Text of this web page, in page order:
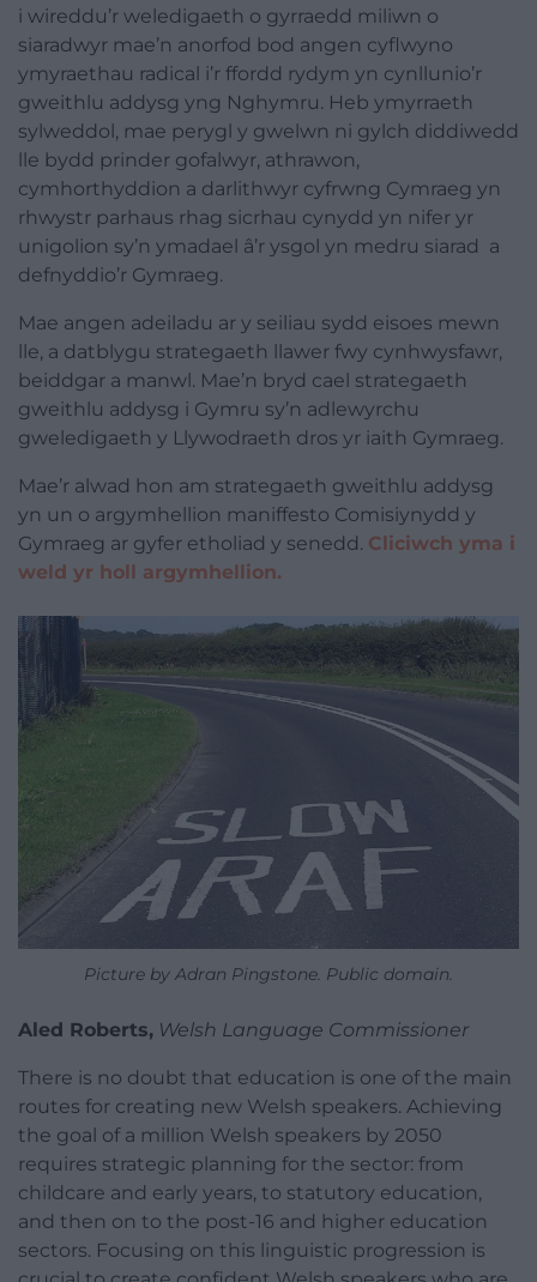
i wireddu’r weledigaeth o gyrraedd miliwn o
siaradwyr mae’n anorfod bod angen cyflwyno
ymyraethau radical i’r ffordd rydym yn cynllunio’r
gweithlu addysg yng Nghymru. Heb ymyrraeth
sylweddol, mae perygl y gwelwn ni gylch diddiwedd
lle bydd prinder gofalwyr, athrawon,
cymhorthyddion a darlithwyr cyfrwng Cymraeg yn
rhwystr parhaus rhag sicrhau cynydd yn nifer yr
unigolion sy’n ymadael â’r ysgol yn medru siarad a
defnyddio’r Gymraeg.
Mae angen adeiladu ar y seiliau sydd eisoes mewn
lle, a datblygu strategaeth llawer fwy cynhwysfawr,
beiddgar a manwl. Mae’n bryd cael strategaeth
gweithlu addysg i Gymru sy’n adlewyrchu
gweledigaeth y Llywodraeth dros yr iaith Gymraeg.
Mae’r alwad hon am strategaeth gweithlu addysg
yn un o argymhellion maniffesto Comisiynydd y
Gymraeg ar gyfer etholiad y senedd. Cliciwch yma i
weld yr holl argymhellion.
Picture by Adran Pingstone. Public domain.
Aled Roberts, Welsh Language Commissioner
There is no doubt that education is one of the main
routes for creating new Welsh speakers. Achieving
the goal of a million Welsh speakers by 2050
requires strategic planning for the sector: from
childcare and early years, to statutory education,
and then on to the post-16 and higher education
sectors. Focusing on this linguistic progression is